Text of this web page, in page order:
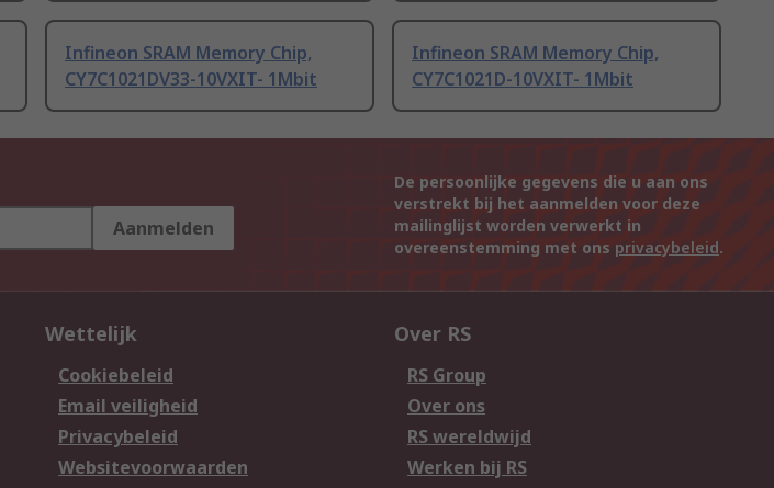
Infineon SRAM Memory Chip,
CY7C1021DV33-10VXIT- 1Mbit
Infineon SRAM Memory Chip,
CY7C1021D-10VXIT- 1Mbit
Aanmelden
De persoonlijke gegevens die u aan ons
verstrekt bij het aanmelden voor deze
mailinglijst worden verwerkt in
overeenstemming met ons privacybeleid.
Wettelijk
Cookiebeleid
Email veiligheid
Privacybeleid
Websitevoorwaarden
Over RS
RS Group
Over ons
RS wereldwijd
Werken bij RS